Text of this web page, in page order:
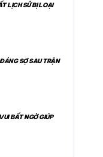
LỊCH SỬ BỊ LOẠI
SỢ SAU TRẬN
BẤT NGỜ GIÚP